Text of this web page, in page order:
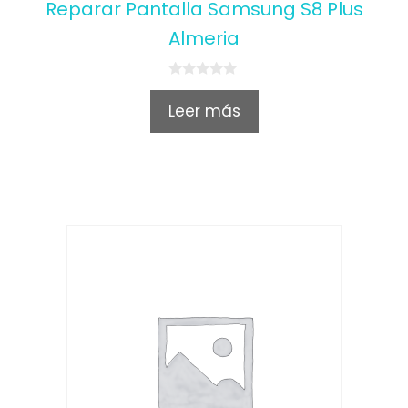
Reparar Pantalla Samsung S8 Plus
Almeria
0
u
Leer más